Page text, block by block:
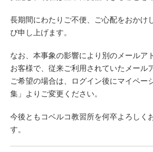
長期間にわたりご不便、ご心配をおかけ
び申し上げます。
なお、本事象の影響により別のメールア
お客様で、従来ご利用されていたメール
ご希望の場合は、ログイン後にマイペー
集」よりご変更ください。
今後ともコベルコ教習所を何卒よろしく
す。